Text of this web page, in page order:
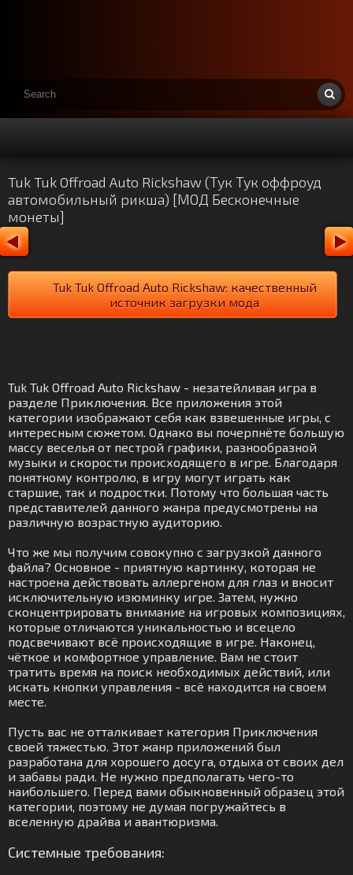
Tuk Tuk Offroad Auto Rickshaw (Тук Тук оффроуд
автомобильный рикша) [МОД Бесконечные
монеты]
Tuk Tuk Offroad Auto Rickshaw: качественный
источник загрузки мода
Tuk Tuk Offroad Auto Rickshaw - незатейливая игра в
разделе Приключения. Все приложения этой
категории изображают себя как взвешенные игры, с
интересным сюжетом. Однако вы почерпнёте большую
массу веселья от пестрой графики, разнообразной
музыки и скорости происходящего в игре. Благодаря
понятному контролю, в игру могут играть как
старшие, так и подростки. Потому что большая часть
представителей данного жанра предусмотрены на
различную возрастную аудиторию.
Что же мы получим совокупно с загрузкой данного
файла? Основное - приятную картинку, которая не
настроена действовать аллергеном для глаз и вносит
исключительную изюминку игре. Затем, нужно
сконцентрировать внимание на игровых композициях,
которые отличаются уникальностью и всецело
подсвечивают всё происходящие в игре. Наконец,
чёткое и комфортное управление. Вам не стоит
тратить время на поиск необходимых действий, или
искать кнопки управления - всё находится на своем
месте.
Пусть вас не отталкивает категория Приключения
своей тяжестью. Этот жанр приложений был
разработана для хорошего досуга, отдыха от своих дел
и забавы ради. Не нужно предполагать чего-то
наибольшего. Перед вами обыкновенный образец этой
категории, поэтому не думая погружайтесь в
вселенную драйва и авантюризма.
Системные требования: